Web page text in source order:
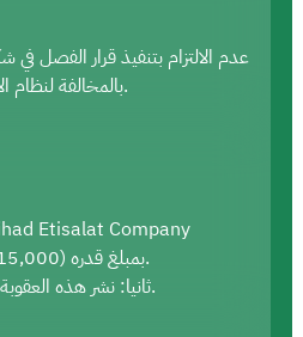
عدم الالتزام بتنفيذ قرار الفصل
بالمخالفة لنظام الاتصالات وتقنية المعلومات.
(Mobily)) بمبلغ قدره (15,000) ريال سعودي.
ثانيا: نشر هذه العقوبة في الموقع الإلكتروني للهيئة.